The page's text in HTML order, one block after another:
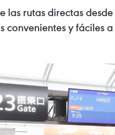
las rutas directas
convenientes y fáciles